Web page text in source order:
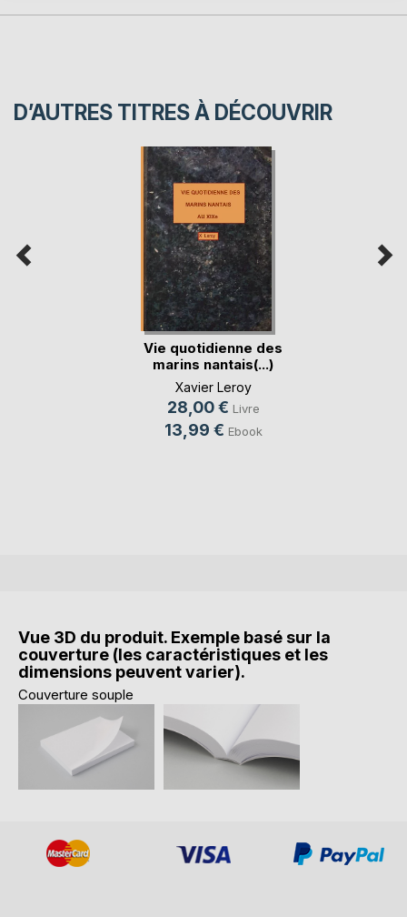
D’AUTRES TITRES À DÉCOUVRIR
Vie quotidienne des
marins nantais(...)
Xavier Leroy
28,00 € Livre
13,99 € Ebook
Vue 3D du produit. Exemple basé sur la
couverture (les caractéristiques et les
dimensions peuvent varier).
Couverture souple